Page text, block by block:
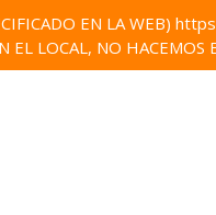
EN LA WEB)
LOCAL, NO HACEMOS